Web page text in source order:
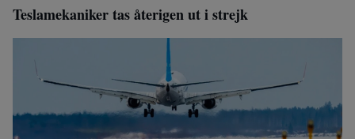
Teslamekaniker tas återigen ut i strejk